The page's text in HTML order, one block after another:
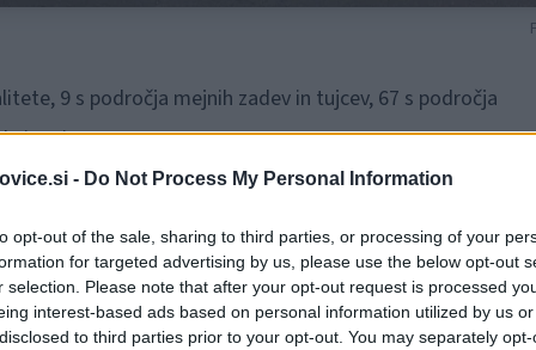
- Do Not Process My Personal Information
opt-out of the sale, sharing to third parties, or processing of your
for targeted advertising by us, please use the below opt-out
selection. Please note that after your opt-out request is processed
interest-based ads based on personal information utilized by us
to third parties prior to your opt-out. You may separately
9 s področja mejnih zadev in tujcev, 67 s področja
in miru.
hišo. Storilec je ukradel gotovino in ročno uro.